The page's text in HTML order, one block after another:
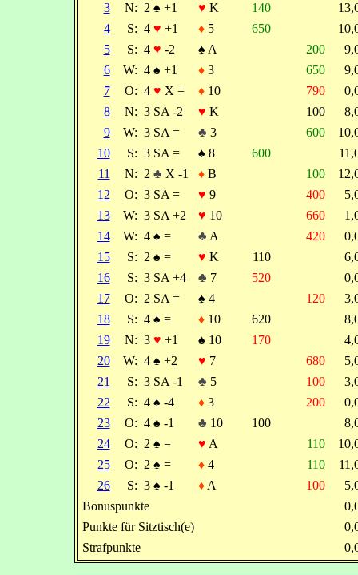
3
N: 2 ♠ +1 ♥ K 140
4
S: 4 ♥ +1 ♦5 650
5
S: 4 ♥ -2 ♠ A 200
6
W: 4 ♠ +1 ♦3 650
7
O: 4 ♥ X = ♦10 790
8
N: 3 SA -2 ♥ K 100
9
W: 3 SA = ♣ 3 600
10
S: 3 SA = ♠ 8 600
11
N: 2 ♣ X -1 ♦B 100
12
O: 3 SA = ♥ 9 400
13
W: 3 SA +2 ♥ 10 660
14
W: 4 ♠ = ♣ A 420
15
S: 2 ♠ = ♥ K 110
16
S: 3 SA +4 ♣ 7 520
17
O: 2 SA = ♠ 4 120
18
S: 4 ♠ = ♦10 620
19
N: 3 ♥ +1 ♠ 10 170
20
W: 4 ♠ +2 ♥ 7 680
21
S: 3 SA -1 ♣ 5 100
22
S: 4 ♠ -4 ♦3 200
23
O: 4 ♠ -1 ♣ 10 100
24
O: 2 ♠ = ♥ A 110
25
O: 2 ♠ = ♦4 110
26
S: 3 ♠ -1 ♦A 100
Bonuspunkte
Punkte für Sitztisch(e)
Strafpunkte